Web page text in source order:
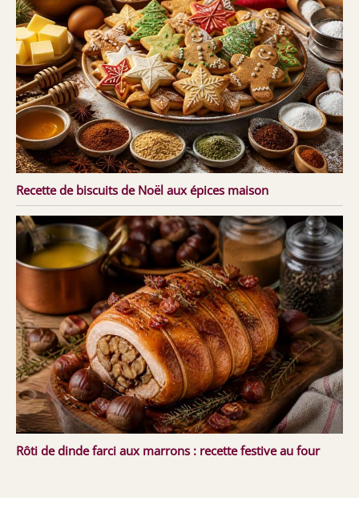
Recette de biscuits de Noël aux épices maison
Rôti de dinde farci aux marrons : recette festive au four